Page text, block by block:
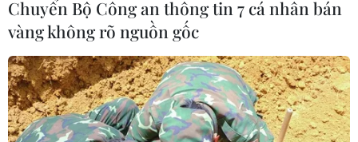
CƠ QUAN CHỦ QUẢN: THÔNG TẤN XÃ VIỆT NAM
Tổng Biên tập: TRẦN TIẾN DUẨN
Chuyển Bộ Công an thông tin 7 cá nhân bán
vàng không rõ nguồn gốc